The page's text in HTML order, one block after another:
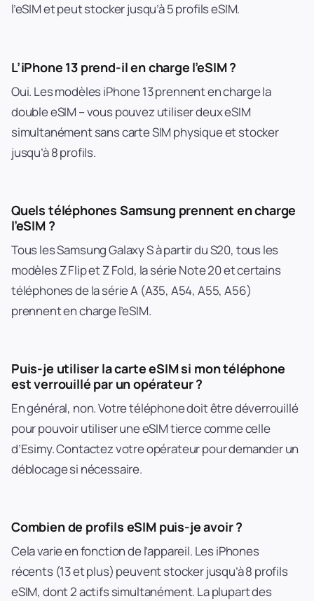
l’eSIM et peut stocker jusqu’à 5 profils eSIM.
L’iPhone 13 prend-il en charge l’eSIM ?
Oui. Les modèles iPhone 13 prennent en charge la
double eSIM – vous pouvez utiliser deux eSIM
simultanément sans carte SIM physique et stocker
jusqu’à 8 profils.
Quels téléphones Samsung prennent en charge
l’eSIM ?
Tous les Samsung Galaxy S à partir du S20, tous les
modèles Z Flip et Z Fold, la série Note 20 et certains
téléphones de la série A (A35, A54, A55, A56)
prennent en charge l’eSIM.
Puis-je utiliser la carte eSIM si mon téléphone
est verrouillé par un opérateur ?
En général, non. Votre téléphone doit être déverrouillé
pour pouvoir utiliser une eSIM tierce comme celle
d’Esimy. Contactez votre opérateur pour demander un
déblocage si nécessaire.
Combien de profils eSIM puis-je avoir ?
Cela varie en fonction de l’appareil. Les iPhones
récents (13 et plus) peuvent stocker jusqu’à 8 profils
eSIM, dont 2 actifs simultanément. La plupart des